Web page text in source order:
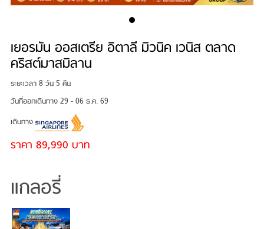
เยอรมัน ออสเตรีย อิตาลี มิวนิค เวนิส ตลาด
คริสต์มาสมิลาน
ระยะเวลา 8 วัน 5 คืน
วันที่ออกเดินทาง 29 - 06 ธ.ค. 69
เดินทาง
ราคา 89,990 บาท
แกลอรี่